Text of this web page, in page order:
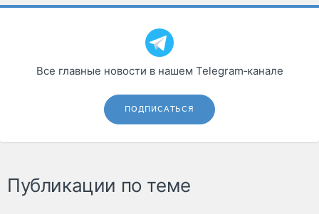
Все главные новости в нашем Telegram‑канале
ПОДПИСАТЬСЯ
Публикации по теме